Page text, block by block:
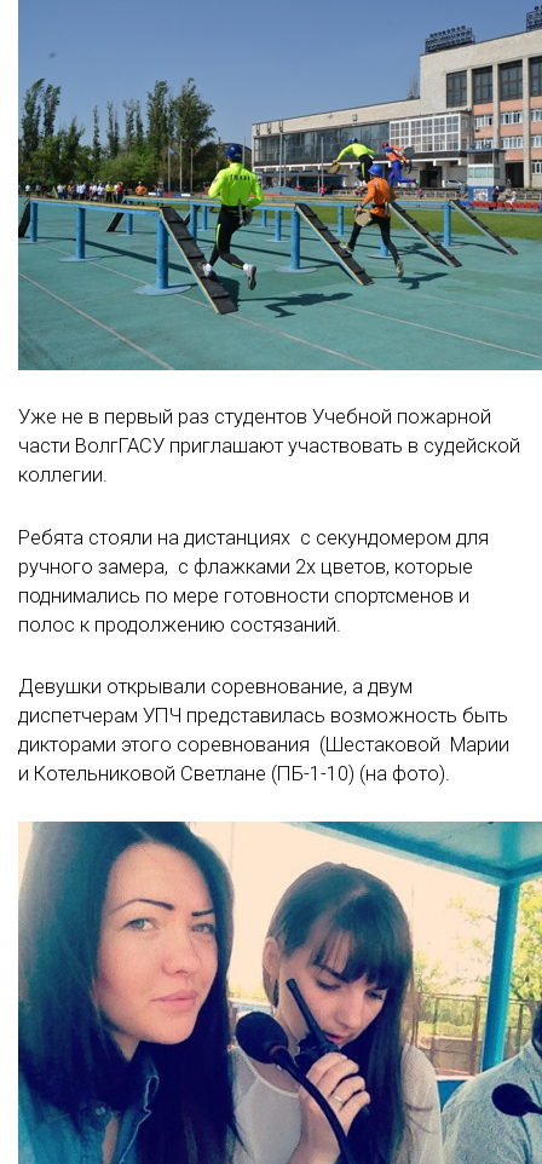
Уже не в первый раз студентов Учебной пожарной
части ВолгГАСУ приглашают участвовать в судейской
коллегии.
Ребята стояли на дистанциях с секундомером для
ручного замера, с флажками 2х цветов, которые
поднимались по мере готовности спортсменов и
полос к продолжению состязаний.
Девушки открывали соревнование, а двум
диспетчерам УПЧ представилась возможность быть
дикторами этого соревнования (Шестаковой Марии
и Котельниковой Светлане (ПБ-1-10) (на фото).